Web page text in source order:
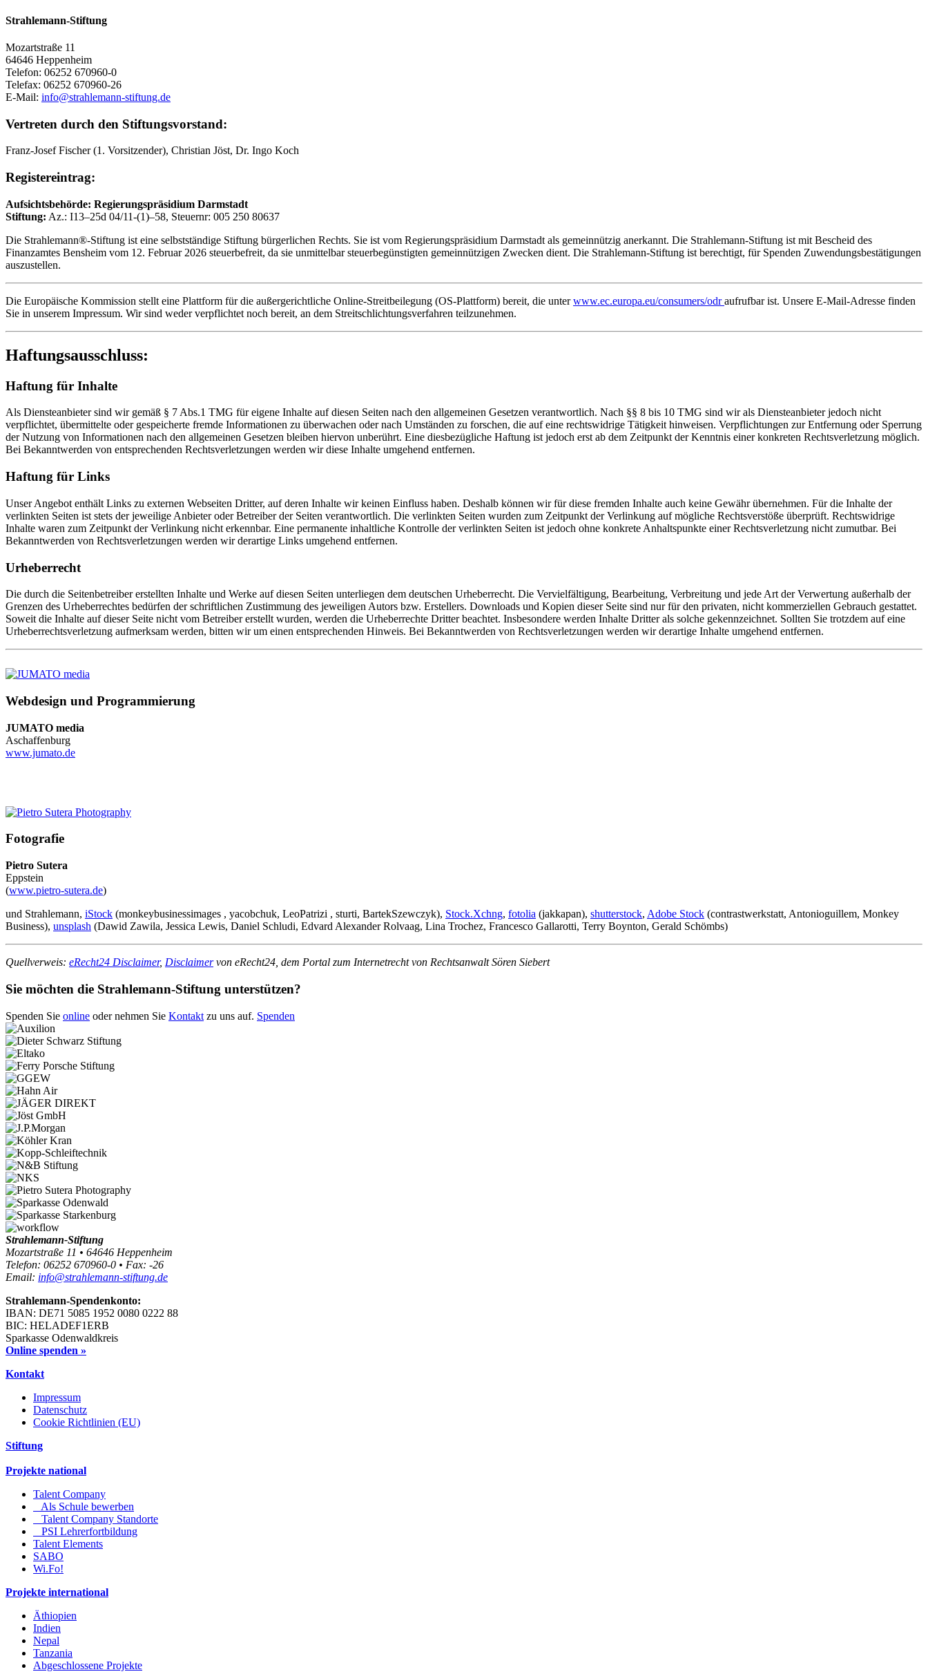
Strahlemann-Stiftung
Mozartstraße 11
64646 Heppenheim
Telefon: 06252 670960-0
Telefax: 06252 670960-26
E-Mail: info@strahlemann-stiftung.de
Vertreten durch den Stiftungsvorstand:
Franz-Josef Fischer (1. Vorsitzender), Christian Jöst, Dr. Ingo Koch
Registereintrag:
Aufsichtsbehörde: Regierungspräsidium Darmstadt
Stiftung: Az.: I13–25d 04/11-(1)–58, Steuernr: 005 250 80637
Die Strahlemann®-Stiftung ist eine selbstständige Stiftung bürgerlichen Rechts. Sie ist vom Regierungspräsidium Darmstadt als gemeinnützig anerkannt. Die Strahlemann-Stiftung ist mit Bescheid des
Finanzamtes Bensheim vom 12. Februar 2026 steuerbefreit, da sie unmittelbar steuerbegünstigten gemeinnützigen Zwecken dient. Die Strahlemann-Stiftung ist berechtigt, für Spenden Zuwendungsbestätigungen
auszustellen.
Die Europäische Kommission stellt eine Plattform für die außergerichtliche Online-Streitbeilegung (OS-Plattform) bereit, die unterwww.ec.europa.eu/consumers/odraufrufbar ist. Unsere E-Mail-Adresse finden
Sie in unserem Impressum. Wir sind weder verpflichtet noch bereit, an dem Streitschlichtungsverfahren teilzunehmen.
Haftungsausschluss:
Haftung für Inhalte
Als Diensteanbieter sind wir gemäß § 7 Abs.1 TMG für eigene Inhalte auf diesen Seiten nach den allgemeinen Gesetzen verantwortlich. Nach §§ 8 bis 10 TMG sind wir als Diensteanbieter jedoch nicht
verpflichtet, übermittelte oder gespeicherte fremde Informationen zu überwachen oder nach Umständen zu forschen, die auf eine rechtswidrige Tätigkeit hinweisen. Verpflichtungen zur Entfernung oder Sperrung
der Nutzung von Informationen nach den allgemeinen Gesetzen bleiben hiervon unberührt. Eine diesbezügliche Haftung ist jedoch erst ab dem Zeitpunkt der Kenntnis einer konkreten Rechtsverletzung möglich.
Bei Bekanntwerden von entsprechenden Rechtsverletzungen werden wir diese Inhalte umgehend entfernen.
Haftung für Links
Unser Angebot enthält Links zu externen Webseiten Dritter, auf deren Inhalte wir keinen Einfluss haben. Deshalb können wir für diese fremden Inhalte auch keine Gewähr übernehmen. Für die Inhalte der
verlinkten Seiten ist stets der jeweilige Anbieter oder Betreiber der Seiten verantwortlich. Die verlinkten Seiten wurden zum Zeitpunkt der Verlinkung auf mögliche Rechtsverstöße überprüft. Rechtswidrige
Inhalte waren zum Zeitpunkt der Verlinkung nicht erkennbar. Eine permanente inhaltliche Kontrolle der verlinkten Seiten ist jedoch ohne konkrete Anhaltspunkte einer Rechtsverletzung nicht zumutbar. Bei
Bekanntwerden von Rechtsverletzungen werden wir derartige Links umgehend entfernen.
Urheberrecht
Die durch die Seitenbetreiber erstellten Inhalte und Werke auf diesen Seiten unterliegen dem deutschen Urheberrecht. Die Vervielfältigung, Bearbeitung, Verbreitung und jede Art der Verwertung außerhalb der
Grenzen des Urheberrechtes bedürfen der schriftlichen Zustimmung des jeweiligen Autors bzw. Erstellers. Downloads und Kopien dieser Seite sind nur für den privaten, nicht kommerziellen Gebrauch gestattet.
Soweit die Inhalte auf dieser Seite nicht vom Betreiber erstellt wurden, werden die Urheberrechte Dritter beachtet. Insbesondere werden Inhalte Dritter als solche gekennzeichnet. Sollten Sie trotzdem auf eine
Urheberrechtsverletzung aufmerksam werden, bitten wir um einen entsprechenden Hinweis. Bei Bekanntwerden von Rechtsverletzungen werden wir derartige Inhalte umgehend entfernen.
Webdesign und Programmierung
JUMATO media
Aschaffenburg
www.jumato.de
Fotografie
Pietro Sutera
Eppstein
(www.pietro-sutera.de)
und Strahlemann, iStock (monkeybusinessimages , yacobchuk, LeoPatrizi , sturti, BartekSzewczyk), Stock.Xchng, fotolia (jakkapan), shutterstock, Adobe Stock (contrastwerkstatt, Antonioguillem, Monkey
Business), unsplash (Dawid Zawila, Jessica Lewis, Daniel Schludi, Edvard Alexander Rolvaag, Lina Trochez, Francesco Gallarotti, Terry Boynton, Gerald Schömbs)
Quellverweis: eRecht24 Disclaimer, Disclaimervon eRecht24, dem Portal zum Internetrecht von Rechtsanwalt Sören Siebert
Sie möchten die Strahlemann-Stiftung unterstützen?
Spenden Sie online oder nehmen Sie Kontakt zu uns auf. Spenden
Strahlemann-Stiftung
Mozartstraße 11 • 64646 Heppenheim
Telefon: 06252 670960-0 • Fax: -26
Email: info@strahlemann-stiftung.de
Strahlemann-Spendenkonto:
IBAN: DE71 5085 1952 0080 0222 88
BIC: HELADEF1ERB
Sparkasse Odenwaldkreis
Online spenden »
Kontakt
Impressum
Datenschutz
Cookie Richtlinien (EU)
Stiftung
Projekte national
Talent Company
Als Schule bewerben
Talent Company Standorte
PSI Lehrerfortbildung
Talent Elements
SABO
Wi.Fo!
Projekte international
Äthiopien
Indien
Nepal
Tanzania
Abgeschlossene Projekte